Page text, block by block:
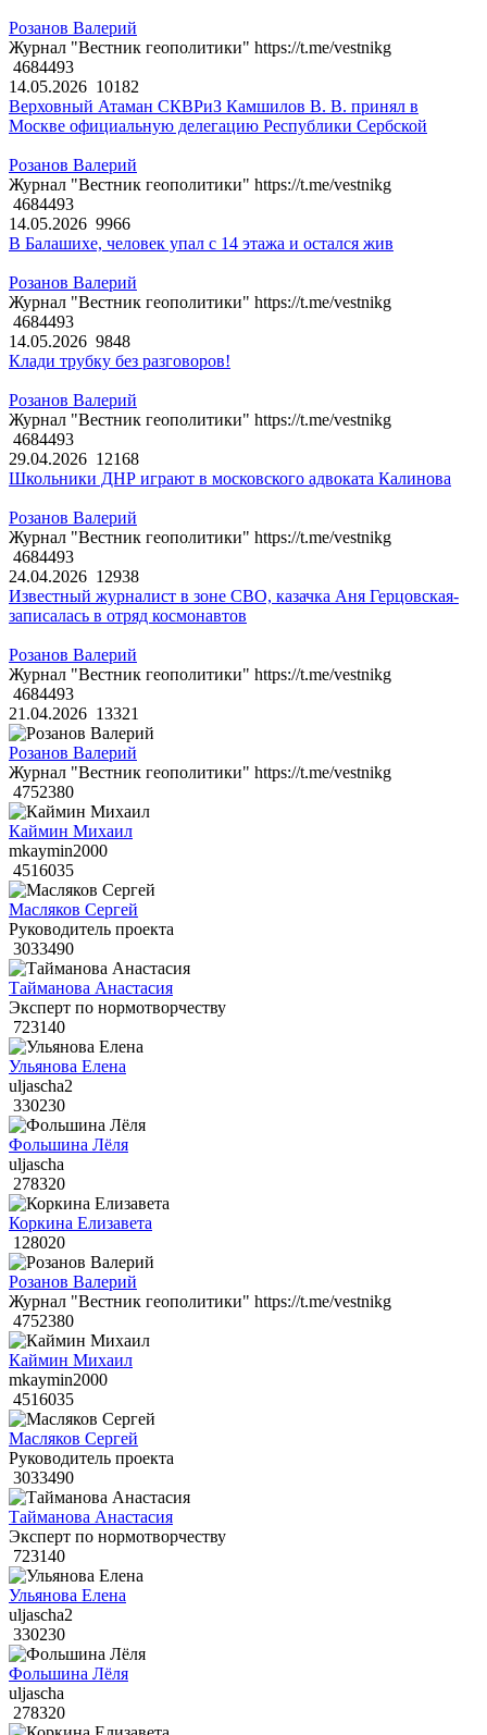
Розанов Валерий
Журнал "Вестник геополитики" https://t.me/vestnikg
4684493
14.05.2026 10182
Верховный Атаман СКВРиЗ Камшилов В. В. принял в
Москве официальную делегацию Республики Сербской
Розанов Валерий
Журнал "Вестник геополитики" https://t.me/vestnikg
4684493
14.05.2026 9966
В Балашихе, человек упал с 14 этажа и остался жив
Розанов Валерий
Журнал "Вестник геополитики" https://t.me/vestnikg
4684493
14.05.2026 9848
Клади трубку без разговоров!
Розанов Валерий
Журнал "Вестник геополитики" https://t.me/vestnikg
4684493
29.04.2026 12168
Школьники ДНР играют в московского адвоката Калинова
Розанов Валерий
Журнал "Вестник геополитики" https://t.me/vestnikg
4684493
24.04.2026 12938
Известный журналист в зоне СВО, казачка Аня Герцовская-
записалась в отряд космонавтов
Розанов Валерий
Журнал "Вестник геополитики" https://t.me/vestnikg
4684493
21.04.2026 13321
Розанов Валерий
Журнал "Вестник геополитики" https://t.me/vestnikg
4752380
Каймин Михаил
mkaymin2000
4516035
Масляков Сергей
Руководитель проекта
3033490
Тайманова Анастасия
Эксперт по нормотворчеству
723140
Ульянова Елена
uljascha2
330230
Фольшина Лёля
uljascha
278320
Коркина Елизавета
128020
Розанов Валерий
Журнал "Вестник геополитики" https://t.me/vestnikg
4752380
Каймин Михаил
mkaymin2000
4516035
Масляков Сергей
Руководитель проекта
3033490
Тайманова Анастасия
Эксперт по нормотворчеству
723140
Ульянова Елена
uljascha2
330230
Фольшина Лёля
uljascha
278320